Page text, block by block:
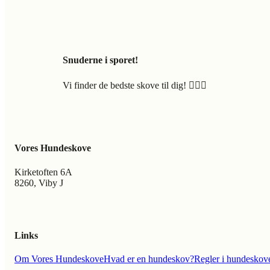
Snuderne i sporet!
Vi finder de bedste skove til dig! 🐕‍🦺🍃
Vores Hundeskove
Kirketoften 6A
8260, Viby J
Links
Om Vores HundeskoveHvad er en hundeskov?Regler i